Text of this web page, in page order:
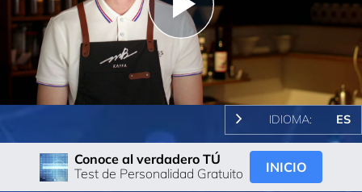
Play
Video
IDIOMA: ES
Conoce al verdadero TÚ
Test de Personalidad Gratuito
INICIO